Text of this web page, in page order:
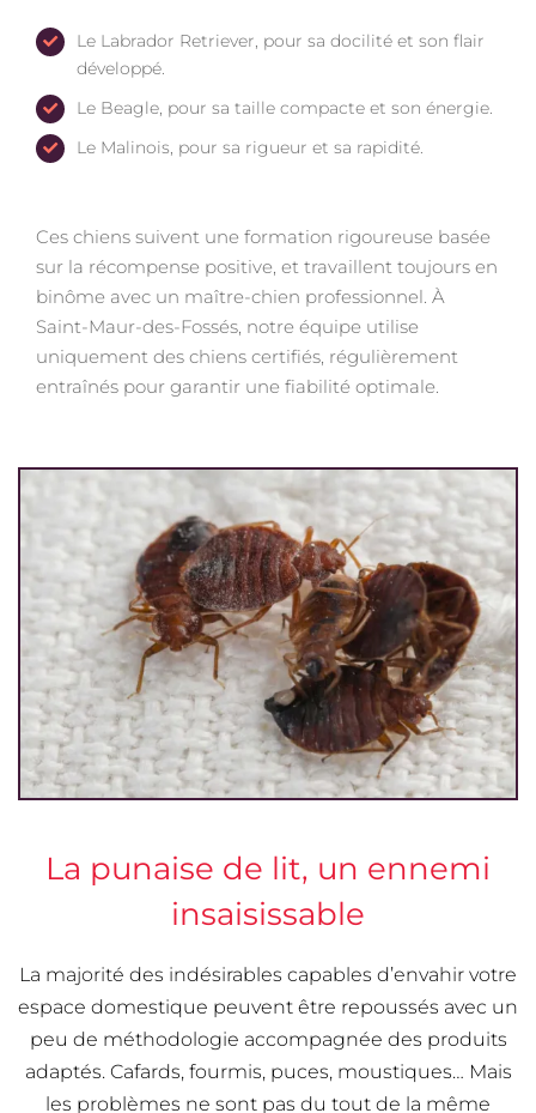
Le Labrador Retriever, pour sa docilité et son flair
développé.
Le Beagle, pour sa taille compacte et son énergie.
Le Malinois, pour sa rigueur et sa rapidité.
Ces chiens suivent une formation rigoureuse basée
sur la récompense positive, et travaillent toujours en
binôme avec un maître-chien professionnel. À
Saint-Maur-des-Fossés, notre équipe utilise
uniquement des chiens certifiés, régulièrement
entraînés pour garantir une fiabilité optimale.
La punaise de lit, un ennemi
insaisissable
La majorité des indésirables capables d’envahir votre
espace domestique peuvent être repoussés avec un
peu de méthodologie accompagnée des produits
adaptés. Cafards, fourmis, puces, moustiques… Mais
les problèmes ne sont pas du tout de la même